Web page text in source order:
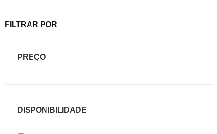
FILTRAR POR
PREÇO
DISPONIBILIDADE